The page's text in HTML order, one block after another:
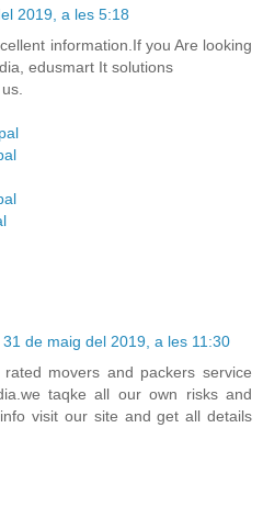
2019, a les 5:18
information.If you Are looking
edusmart It solutions
31 de maig del 2019, a les 11:30
movers and packers service
taqke all our own risks and
visit our site and get all details